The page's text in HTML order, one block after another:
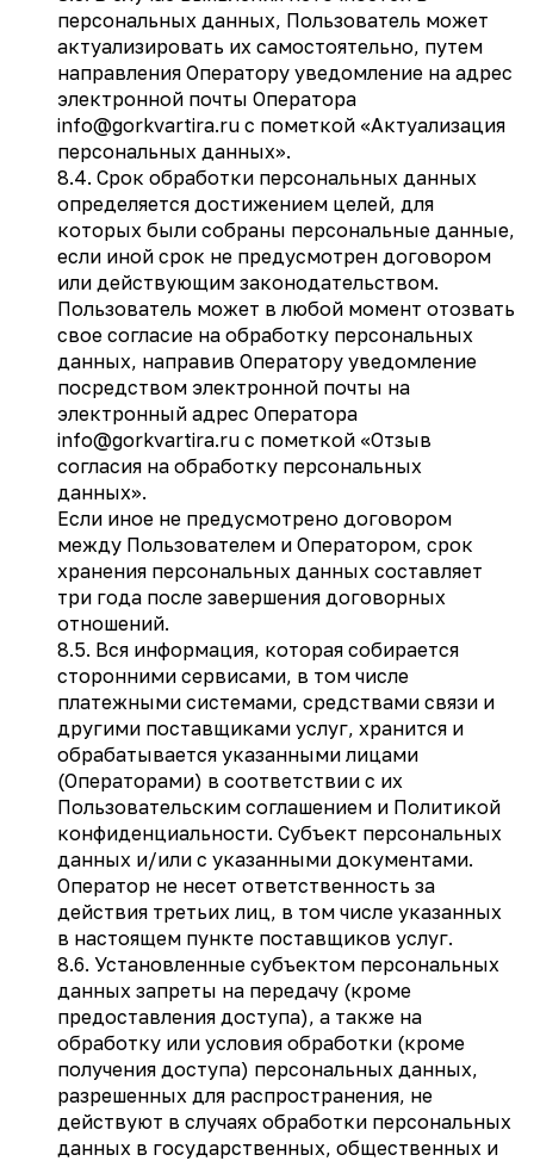
персональных данных, Пользователь может
актуализировать их самостоятельно, путем
направления Оператору уведомление на адрес
электронной почты Оператора
info@gorkvartira.ru с пометкой «Актуализация
персональных данных».
8.4. Срок обработки персональных данных
определяется достижением целей, для
которых были собраны персональные данные,
если иной срок не предусмотрен договором
или действующим законодательством.
Пользователь может в любой момент отозвать
свое согласие на обработку персональных
данных, направив Оператору уведомление
посредством электронной почты на
электронный адрес Оператора
info@gorkvartira.ru с пометкой «Отзыв
согласия на обработку персональных
данных».
Если иное не предусмотрено договором
между Пользователем и Оператором, срок
хранения персональных данных составляет
три года после завершения договорных
отношений.
8.5. Вся информация, которая собирается
сторонними сервисами, в том числе
платежными системами, средствами связи и
другими поставщиками услуг, хранится и
обрабатывается указанными лицами
(Операторами) в соответствии с их
Пользовательским соглашением и Политикой
конфиденциальности. Субъект персональных
данных и/или с указанными документами.
Оператор не несет ответственность за
действия третьих лиц, в том числе указанных
в настоящем пункте поставщиков услуг.
8.6. Установленные субъектом персональных
данных запреты на передачу (кроме
предоставления доступа), а также на
обработку или условия обработки (кроме
получения доступа) персональных данных,
разрешенных для распространения, не
действуют в случаях обработки персональных
данных в государственных, общественных и